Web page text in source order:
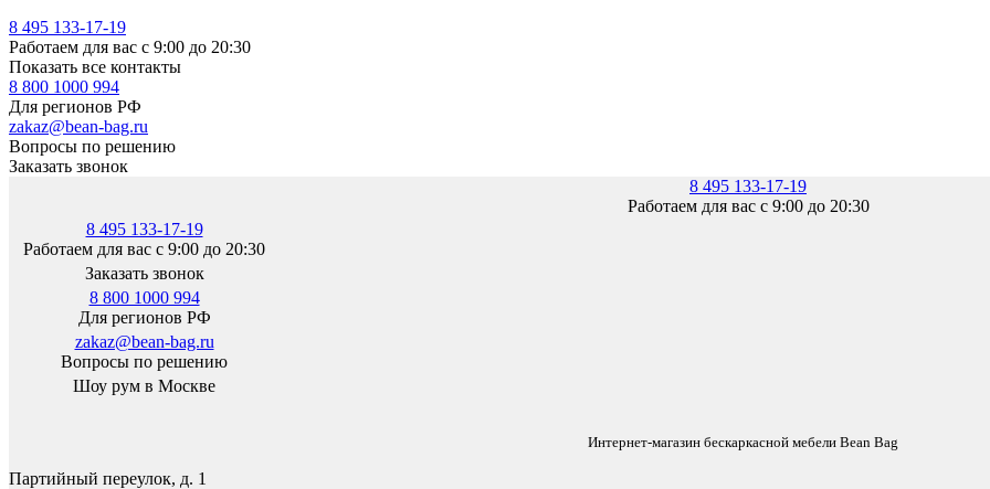
8 495 133-17-19
Работаем для вас с 9:00 до 20:30
Показать все контакты
8 800 1000 994
Для регионов РФ
zakaz@bean-bag.ru
Вопросы по решению
Заказать звонок
8 495 133-17-19
Работаем для вас с 9:00 до 20:30
8 495 133-17-19
Работаем для вас с 9:00 до 20:30
Заказать звонок
8 800 1000 994
Для регионов РФ
zakaz@bean-bag.ru
Вопросы по решению
Шоу рум в Москве
Интернет-магазин бескаркасной мебели Bean Bag
Партийный переулок, д. 1